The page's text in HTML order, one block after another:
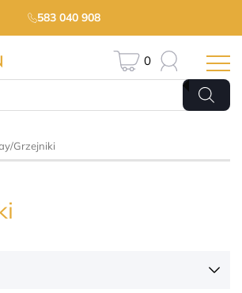
583 040 908
0
/Grzejniki